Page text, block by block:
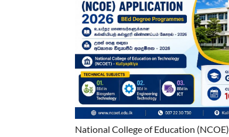
National College of Education (NCOE)